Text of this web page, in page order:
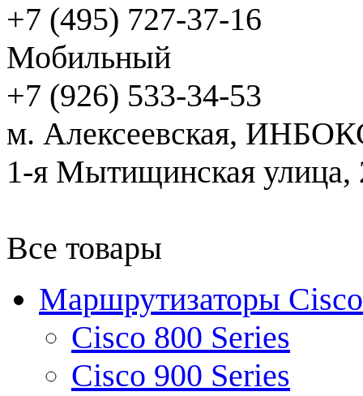
+7 (495) 727-37-16
Мобильный
+7 (926) 533-34-53
м. Алексеевская,
1-я Мытищинская улица,
Все товары
Маршрутизаторы Cisco
Cisco 800 Series
Cisco 900 Series